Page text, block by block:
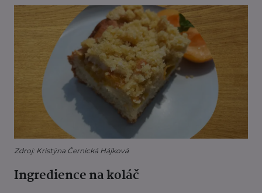
Zdroj: Kristýna Černická Hájková
Ingredience na koláč